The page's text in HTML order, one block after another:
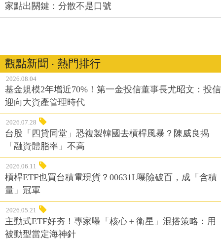
家點出關鍵：分散不是口號
觀點新聞 ‧ 熱門排行
2026.08.04
基金規模2年增近70%！第一金投信董事長尤昭文：投信
迎向大資產管理時代
2026.07.28
台股「四貸同堂」恐複製韓國去槓桿風暴？陳威良揭
「融資體脂率」不高
2026.06.11
槓桿ETF也買台積電現貨？00631L曝險破百，成「含積
量」冠軍
2026.05.21
主動式ETF好夯！專家曝「核心＋衛星」混搭策略：用
被動型當定海神針